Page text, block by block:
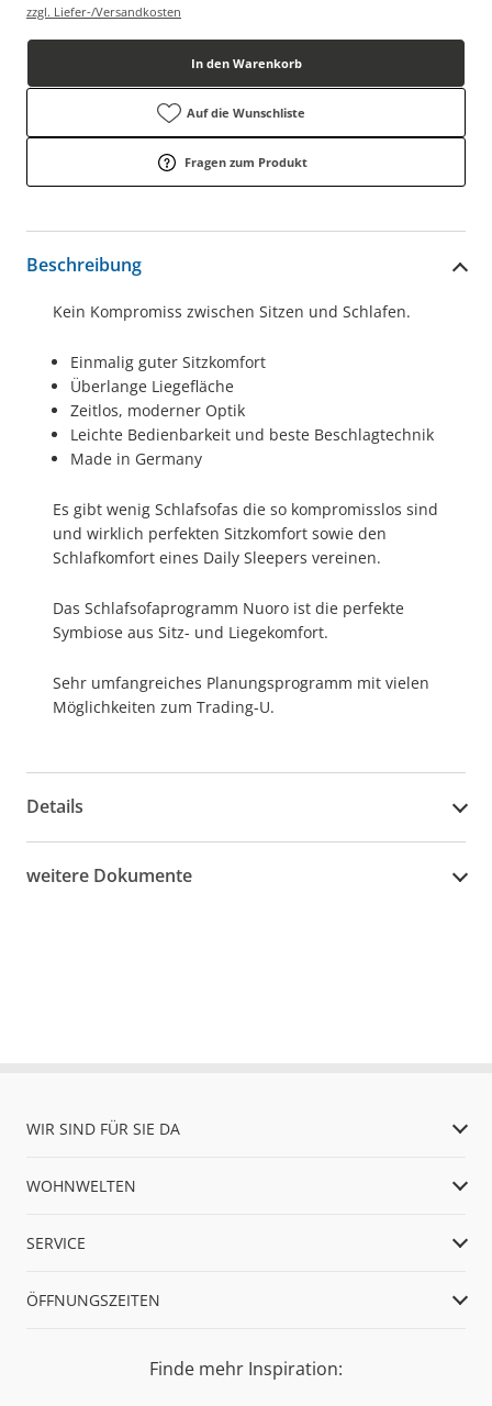
zzgl. Liefer-/Versandkosten
In den Warenkorb
Auf die Wunschliste
Fragen zum Produkt
Beschreibung
Kein Kompromiss zwischen Sitzen und Schlafen.
Einmalig guter Sitzkomfort
Überlange Liegefläche
Zeitlos, moderner Optik
Leichte Bedienbarkeit und beste Beschlagtechnik
Made in Germany
Es gibt wenig Schlafsofas die so kompromisslos sind
und wirklich perfekten Sitzkomfort sowie den
Schlafkomfort eines Daily Sleepers vereinen.
Das Schlafsofaprogramm Nuoro ist die perfekte
Symbiose aus Sitz- und Liegekomfort.
Sehr umfangreiches Planungsprogramm mit vielen
Möglichkeiten zum Trading-U.
Details
weitere Dokumente
WIR SIND FÜR SIE DA
WOHNWELTEN
SERVICE
ÖFFNUNGSZEITEN
Finde mehr Inspiration: